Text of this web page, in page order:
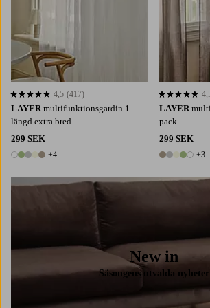
LAYER multifunktionsgardin 1
längd extra bred
299 SEK
9 färger
+4
4,5 baserat på 417 st betyg
4,5 (417)
LAYER
pack
299 SEK
8 färger
+3
4,5 baserat
New in
Säsongens utvalda nyheter